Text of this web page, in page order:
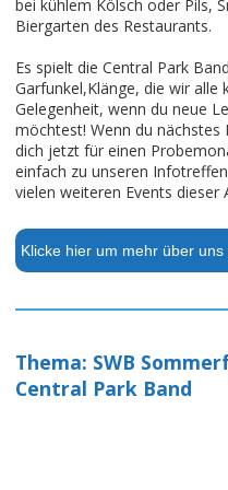
bei kühlem Kölsch oder Pils,
Biergarten des Restaurants.
Es spielt die Central Park
Garfunkel,Klänge, die wir alle
Gelegenheit, wenn du neue
möchtest! Wenn du
dich jetzt für einen
einfach zu unseren
vielen weiteren Events dieser
Klicke hier um mehr über
Thema: SWB
Central Park Band